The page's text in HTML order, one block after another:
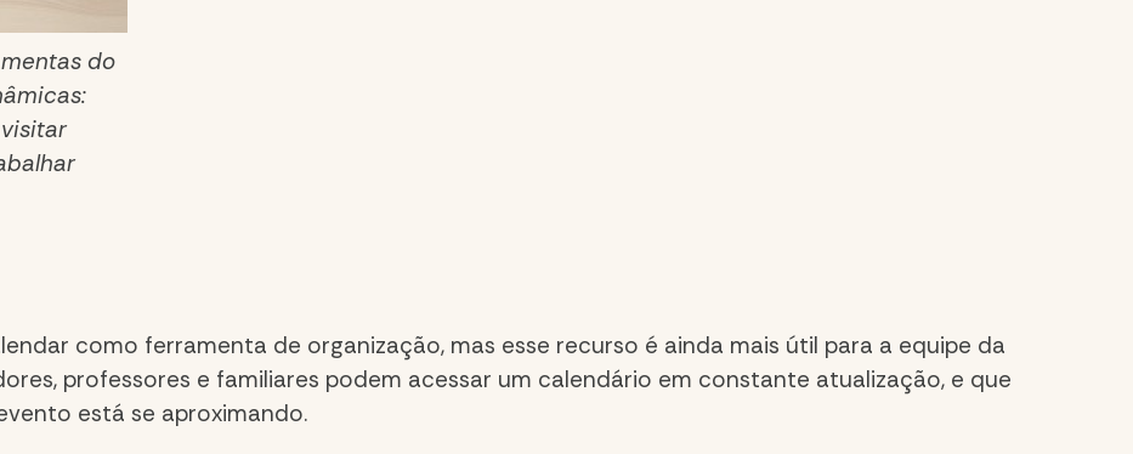
do
como ferramenta de organização, mas esse recurso é ainda mais útil para a equipe da
professores e familiares podem acessar um calendário em constante atualização, e que
está se aproximando.